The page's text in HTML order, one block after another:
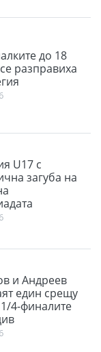
до 18
разправиха
U17 с
загуба на
и Андреев
един срещу
4-финалите